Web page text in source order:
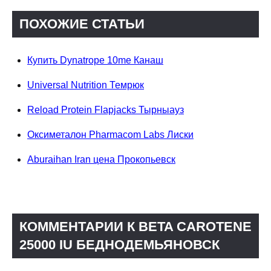
ПОХОЖИЕ СТАТЬИ
Купить Dynatrope 10me Канаш
Universal Nutrition Темрюк
Reload Protein Flapjacks Тырныауз
Оксиметалон Pharmacom Labs Лиски
Aburaihan Iran цена Прокопьевск
КОММЕНТАРИИ К BETA CAROTENE
25000 IU БЕДНОДЕМЬЯНОВСК